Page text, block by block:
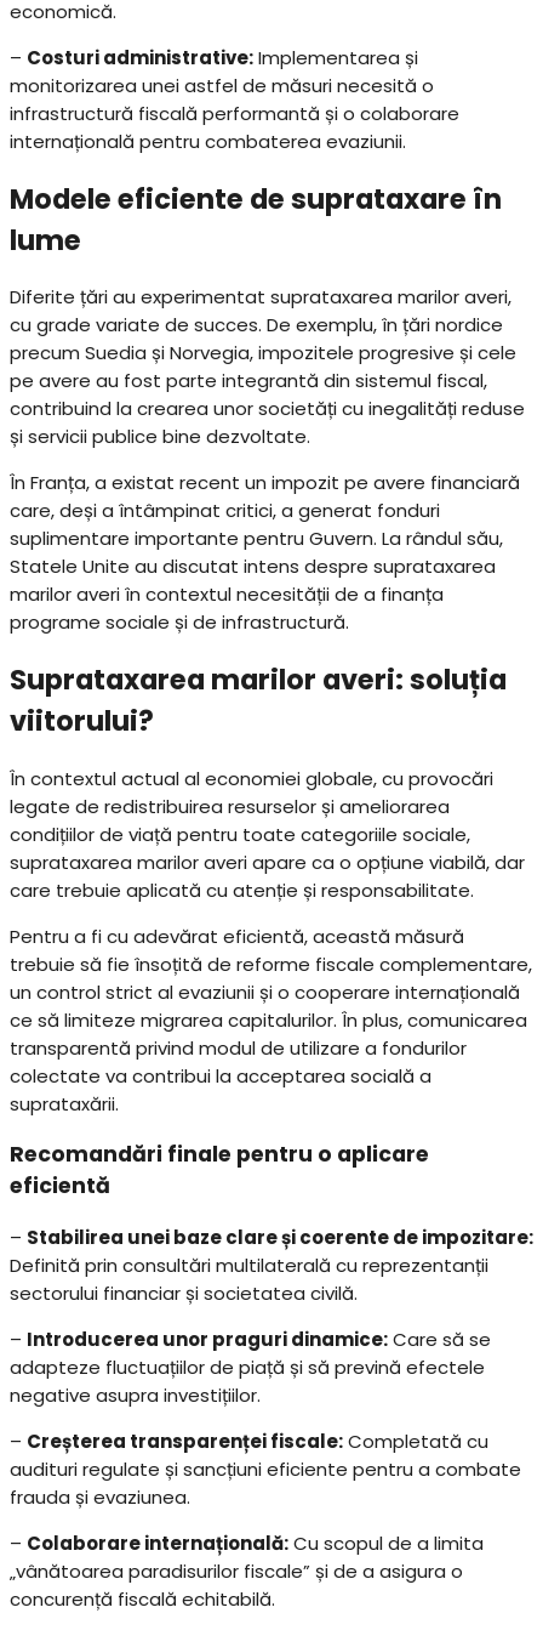
economică.
– Costuri administrative:Implementarea și
monitorizarea unei astfel de măsuri necesită o
infrastructură fiscală performantă și o colaborare
internațională pentru combaterea evaziunii.
Modele eficiente de suprataxare în
lume
Diferite țări au experimentat suprataxarea marilor averi,
cu grade variate de succes. De exemplu, în țări nordice
precum Suedia și Norvegia, impozitele progresive și cele
pe avere au fost parte integrantă din sistemul fiscal,
contribuind la crearea unor societăți cu inegalități reduse
și servicii publice bine dezvoltate.
În Franța, a existat recent un impozit pe avere financiară
care, deși a întâmpinat critici, a generat fonduri
suplimentare importante pentru Guvern. La rândul său,
Statele Unite au discutat intens despre suprataxarea
marilor averi în contextul necesității de a finanța
programe sociale și de infrastructură.
Suprataxarea marilor averi: soluția
viitorului?
În contextul actual al economiei globale, cu provocări
legate de redistribuirea resurselor și ameliorarea
condițiilor de viață pentru toate categoriile sociale,
suprataxarea marilor averi apare ca o opțiune viabilă, dar
care trebuie aplicată cu atenție și responsabilitate.
Pentru a fi cu adevărat eficientă, această măsură
trebuie să fie însoțită de reforme fiscale complementare,
un control strict al evaziunii și o cooperare internațională
ce să limiteze migrarea capitalurilor. În plus, comunicarea
transparentă privind modul de utilizare a fondurilor
colectate va contribui la acceptarea socială a
suprataxării.
Recomandări finale pentru o aplicare
eficientă
– Stabilirea unei baze clare și coerente de impozitare:
Definită prin consultări multilaterală cu reprezentanții
sectorului financiar și societatea civilă.
– Introducerea unor praguri dinamice:Care să se
adapteze fluctuațiilor de piață și să prevină efectele
negative asupra investițiilor.
– Creșterea transparenței fiscale:Completată cu
audituri regulate și sancțiuni eficiente pentru a combate
frauda și evaziunea.
– Colaborare internațională:Cu scopul de a limita
„vânătoarea paradisurilor fiscale” și de a asigura o
concurență fiscală echitabilă.